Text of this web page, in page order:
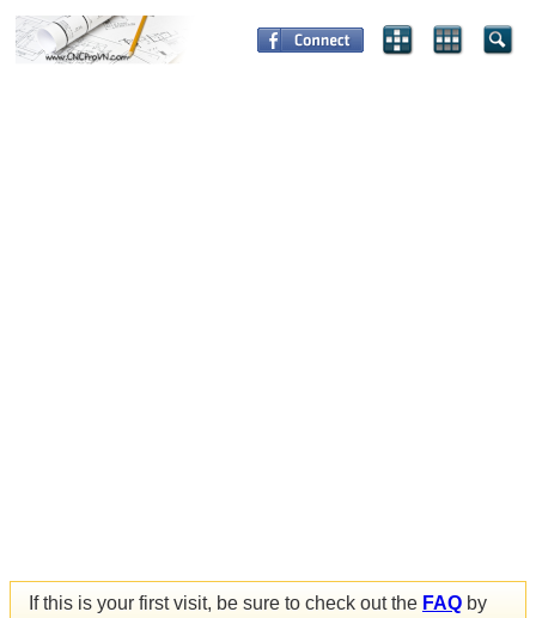
If this is your first visit, be sure to check out the FAQ by